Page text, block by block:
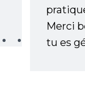
Merci
tu es